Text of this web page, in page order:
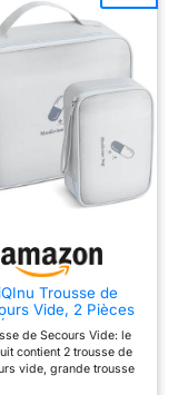
Trousse de
Vide, 2 Pièces
Étanche Sac de
Portable,
de Médecine
d'urgence de
de Secours Vide: le
contient 2 trousse de
vide, grande trousse